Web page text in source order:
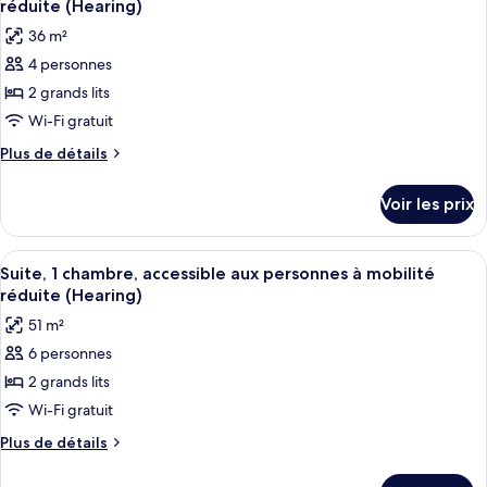
chambre
les
photos
pour
ce
type
de
2
grands
lits,
accessible
aux
personnes
à
mobilité
réduite
(Hearing)
réduite (Hearing)
36 m²
4 personnes
2 grands lits
Wi-Fi gratuit
Plus de détails
Plus
le
type
de
chambre
Chambre,
2
grands
accessible
aux
à
Voir les prix
Afficher
toutes
les
photos
pour
ce
type
de
Un balcon doté de fauteuils en
7
Suite, 1 chambre, accessible aux personnes à mobilité
réduite (Hearing)
51 m²
6 personnes
2 grands lits
Wi-Fi gratuit
Plus de détails
Plus